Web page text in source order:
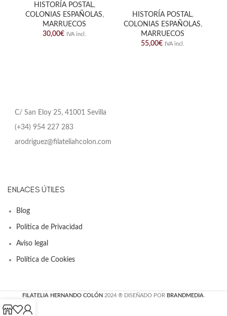
HISTORÍA POSTAL,
COLONIAS ESPAÑOLAS,
MARRUECOS
30,00€ IVA incl.
HISTORÍA POSTAL,
COLONIAS ESPAÑOLAS,
MARRUECOS
55,00€ IVA incl.
C/ San Eloy 25, 41001 Sevilla
(+34) 954 227 283
arodriguez@filateliahcolon.com
ENLACES ÚTILES
Blog
Política de Privacidad
Aviso legal
Política de Cookies
FILATELIA HERNANDO COLÓN 2024 ® DISEÑADO POR BRANDMEDIA